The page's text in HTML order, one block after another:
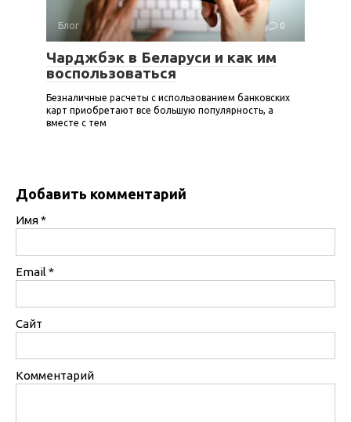
Блог 0
Чарджбэк в Беларуси и как им
воспользоваться
Безналичные расчеты с использованием банковских
карт приобретают все большую популярность, а
вместе с тем
Добавить комментарий
Имя*
Email *
Сайт
Комментарий